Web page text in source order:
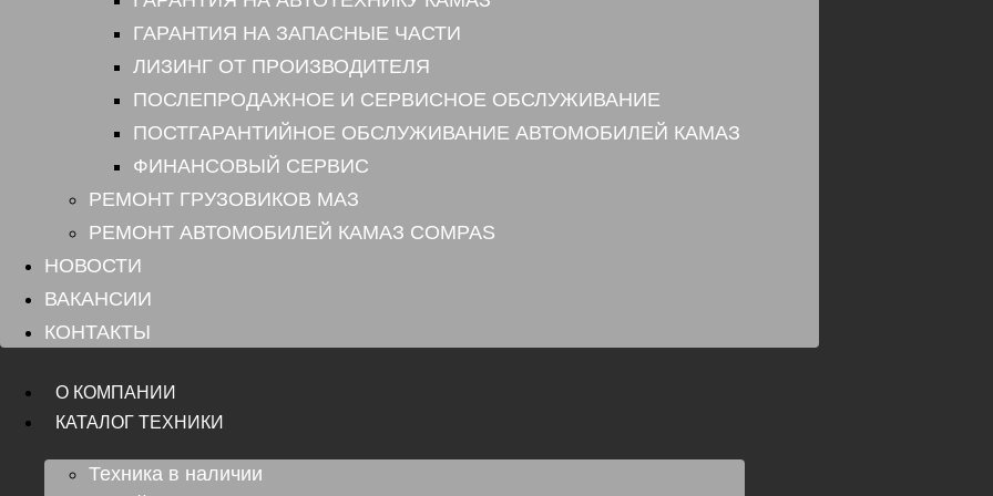
ГАРАНТИЯ НА ЗАПАСНЫЕ ЧАСТИ
ЛИЗИНГ ОТ ПРОИЗВОДИТЕЛЯ
ПОСЛЕПРОДАЖНОЕ И СЕРВИСНОЕ ОБСЛУЖИВАНИЕ
ПОСТГАРАНТИЙНОЕ ОБСЛУЖИВАНИЕ АВТОМОБИЛЕЙ КАМАЗ
ФИНАНСОВЫЙ СЕРВИС
РЕМОНТ ГРУЗОВИКОВ МАЗ
РЕМОНТ АВТОМОБИЛЕЙ КАМАЗ COMPAS
НОВОСТИ
ВАКАНСИИ
КОНТАКТЫ
О КОМПАНИИ
КАТАЛОГ ТЕХНИКИ
Техника в наличии